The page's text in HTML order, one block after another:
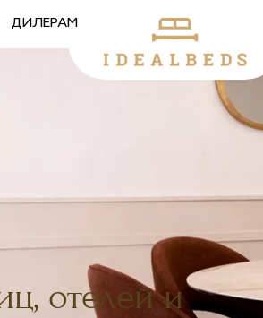
ДИЛЕРАМ
отелей и